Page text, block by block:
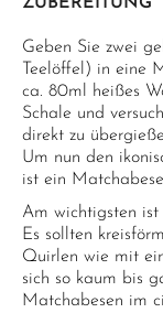
Geben Sie zwei
Teelöffel) in eine
ca. 80ml heißes
Schale und
direkt zu
Um nun den
ist ein
Am wichtigsten
Es sollten
Quirlen wie mit
sich so kaum bis
Matchabesen im